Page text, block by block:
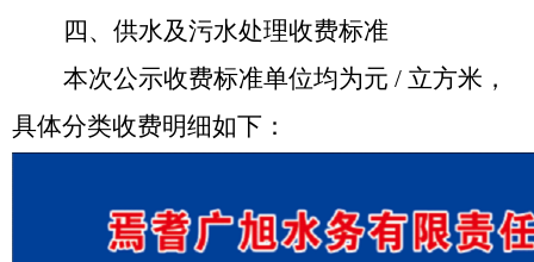
四、供水及污水处理收费标准
本次公示收费标准单位均为元 / 立方米，
具体分类收费明细如下：